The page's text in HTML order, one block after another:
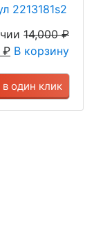
2213181s2
14,000₽
₽ В корзину
в один клик